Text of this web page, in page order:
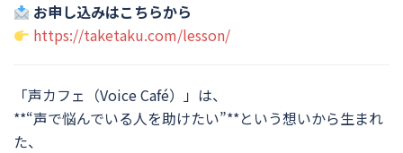
お申し込みはこちらから
https://taketaku.com/lesson/
「声カフェ（Voice Café）」は、
**“声で悩んでいる人を助けたい”**という想いから生まれ
た、